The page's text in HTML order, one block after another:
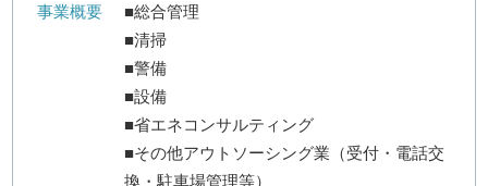
事業概要
■総合管理
■清掃
■警備
■設備
■省エネコンサルティング
■その他アウトソーシング業（受付・電話交
換・駐車場管理等）